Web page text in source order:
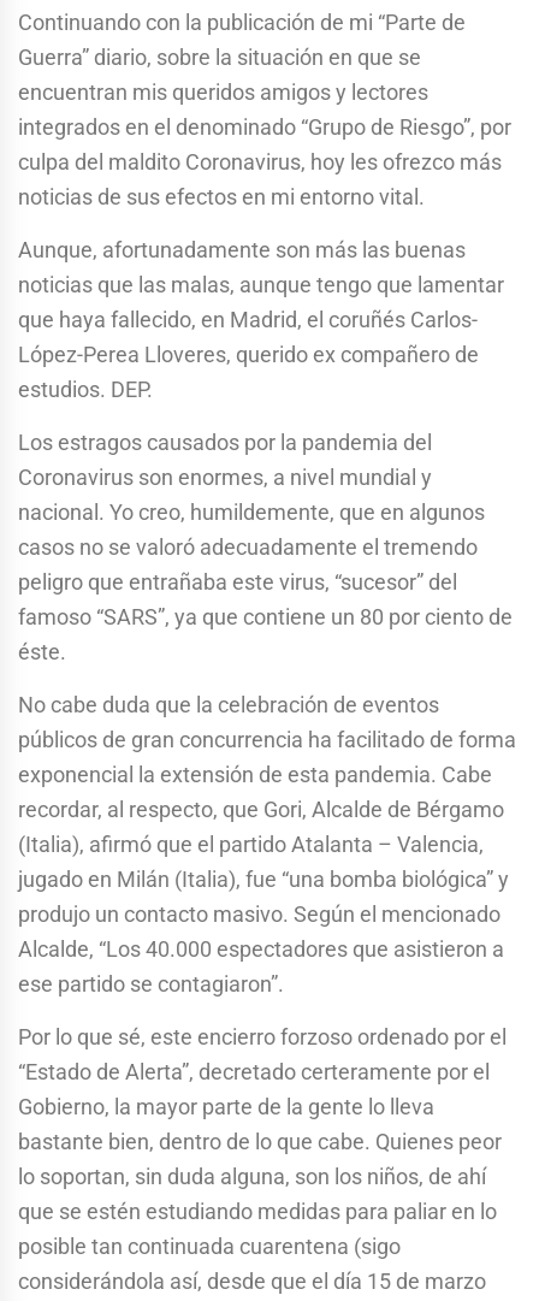
Continuando con la publicación de mi “Parte de
Guerra” diario, sobre la situación en que se
encuentran mis queridos amigos y lectores
integrados en el denominado “Grupo de Riesgo”, por
culpa del maldito Coronavirus, hoy les ofrezco más
noticias de sus efectos en mi entorno vital.
Aunque, afortunadamente son más las buenas
noticias que las malas, aunque tengo que lamentar
que haya fallecido, en Madrid, el coruñés Carlos-
López-Perea Lloveres, querido ex compañero de
estudios. DEP.
Los estragos causados por la pandemia del
Coronavirus son enormes, a nivel mundial y
nacional. Yo creo, humildemente, que en algunos
casos no se valoró adecuadamente el tremendo
peligro que entrañaba este virus, “sucesor” del
famoso “SARS”, ya que contiene un 80 por ciento de
éste.
No cabe duda que la celebración de eventos
públicos de gran concurrencia ha facilitado de forma
exponencial la extensión de esta pandemia. Cabe
recordar, al respecto, que Gori, Alcalde de Bérgamo
(Italia), afirmó que el partido Atalanta – Valencia,
jugado en Milán (Italia), fue “una bomba biológica” y
produjo un contacto masivo. Según el mencionado
Alcalde, “Los 40.000 espectadores que asistieron a
ese partido se contagiaron”.
Por lo que sé, este encierro forzoso ordenado por el
“Estado de Alerta”, decretado certeramente por el
Gobierno, la mayor parte de la gente lo lleva
bastante bien, dentro de lo que cabe. Quienes peor
lo soportan, sin duda alguna, son los niños, de ahí
que se estén estudiando medidas para paliar en lo
posible tan continuada cuarentena (sigo
considerándola así, desde que el día 15 de marzo